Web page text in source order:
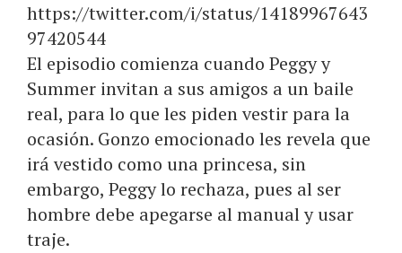
https://twitter.com/i/status/14189967643
97420544
El episodio comienza cuando Peggy y
Summer invitan a sus amigos a un baile
real, para lo que les piden vestir para la
ocasión. Gonzo emocionado les revela que
irá vestido como una princesa, sin
embargo, Peggy lo rechaza, pues al ser
hombre debe apegarse al manual y usar
traje.